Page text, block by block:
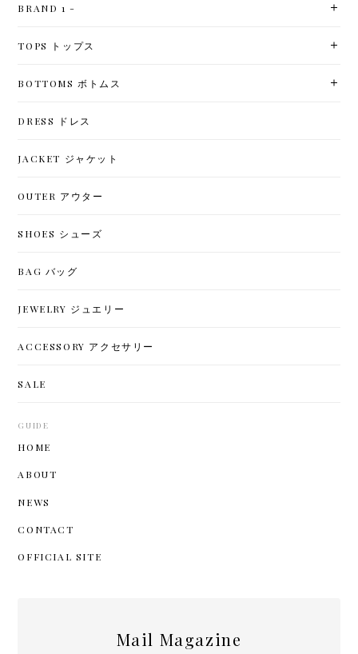
BRAND 1 -
TOPS トップス
BOTTOMS ボトムス
DRESS ドレス
JACKET ジャケット
OUTER アウター
SHOES シューズ
BAG バッグ
JEWELRY ジュエリー
ACCESSORY アクセサリー
SALE
GUIDE
HOME
ABOUT
NEWS
CONTACT
OFFICIAL SITE
Mail Magazine